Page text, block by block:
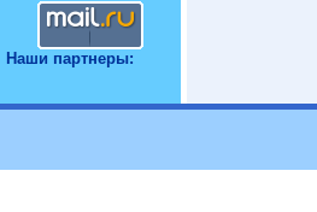
Наши партнеры: